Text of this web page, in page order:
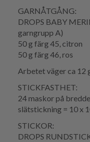
GARNÅTGÅNG:
DROPS BABY
garngrupp A)
50 g färg 45, citron
50 g färg 46, ros
Arbetet väger ca 12
STICKFASTHET:
24 maskor på
slätstickning = 10 x
STICKOR:
DROPS